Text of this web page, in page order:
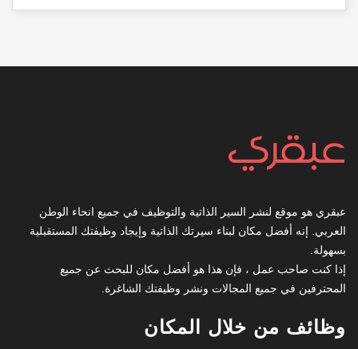
عبقري هو موقع لنشر السير الذاتية والتوظيف في جميع انحاء الوطن
العربي. إنه أفضل مكان لبناء سيرتك الذاتية وإيجاد وظيفتك المستقبلية
بسهولة.
إذا كنت صاحب عمل ، فإن هذا هو أفضل مكان للبحث عن جميع
المحترفين في جميع المجالات ونشر وظيفتك الشاغرة.
وظائف من خلال المكان